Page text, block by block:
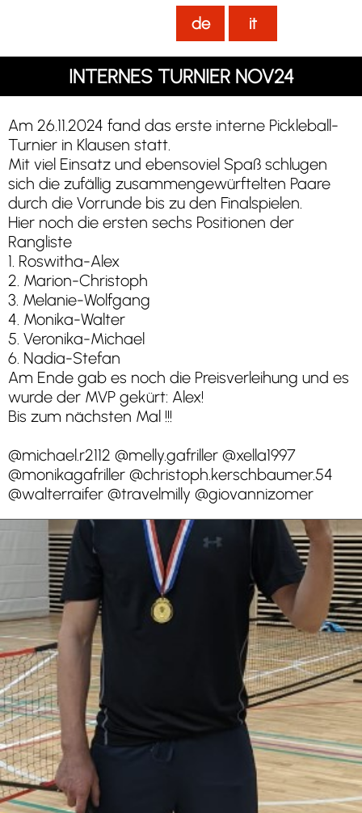
it
de
INTERNES TURNIER NOV24
Am 26.11.2024 fand das erste interne Pickleball-
Turnier in Klausen statt.
Mit viel Einsatz und ebensoviel Spaß schlugen
sich die zufällig zusammengewürftelten Paare
durch die Vorrunde bis zu den Finalspielen.
Hier noch die ersten sechs Positionen der
Rangliste
1. Roswitha-Alex
2. Marion-Christoph
3. Melanie-Wolfgang
4. Monika-Walter
5. Veronika-Michael
6. Nadia-Stefan
Am Ende gab es noch die Preisverleihung und es
wurde der MVP gekürt: Alex!
Bis zum nächsten Mal !!!
@michael.r2112 @melly.gafriller @xella1997
@monikagafriller @christoph.kerschbaumer.54
@walterraifer @travelmilly @giovannizomer